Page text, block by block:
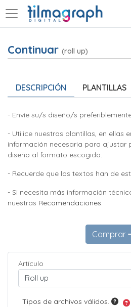
Continuar (roll up)
DESCRIPCIÓN PLANTILLAS
- Envíe su/s diseño/s
- Utilice nuestras plantillas, en ellas
información necesaria para ajustar
diseño al formato escogido.
- Recuerde que los textos han de
- Si necesita más información
nuestras Recomendaciones.
Comprar
Artículo
Tipos de archivos válidos.